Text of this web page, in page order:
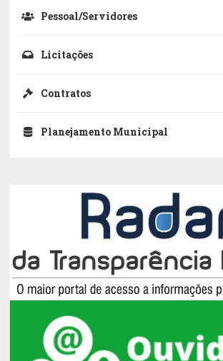
Pessoal/Servidores
Licitações
Contratos
Planejamento Municipal